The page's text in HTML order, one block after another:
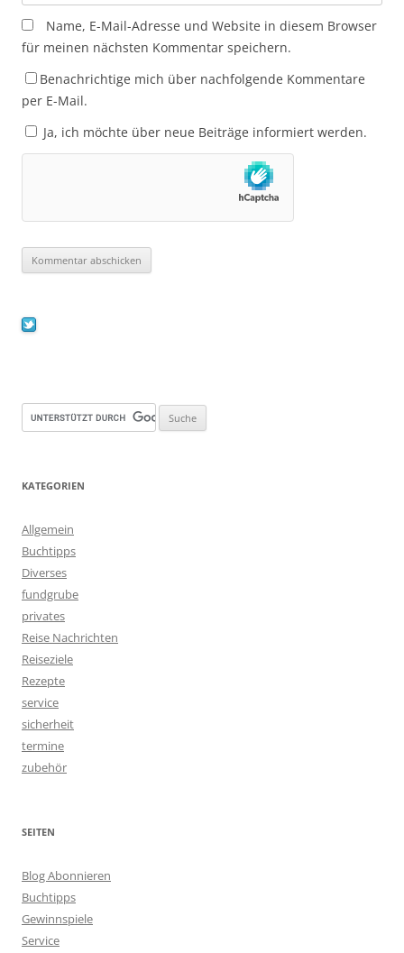
Name, E-Mail-Adresse und Website in diesem Browser
für meinen nächsten Kommentar speichern.
Benachrichtige mich über nachfolgende Kommentare
per E-Mail.
Ja, ich möchte über neue Beiträge informiert werden.
KATEGORIEN
Allgemein
Buchtipps
Diverses
fundgrube
privates
Reise Nachrichten
Reiseziele
Rezepte
service
sicherheit
termine
zubehör
SEITEN
Blog Abonnieren
Buchtipps
Gewinnspiele
Service